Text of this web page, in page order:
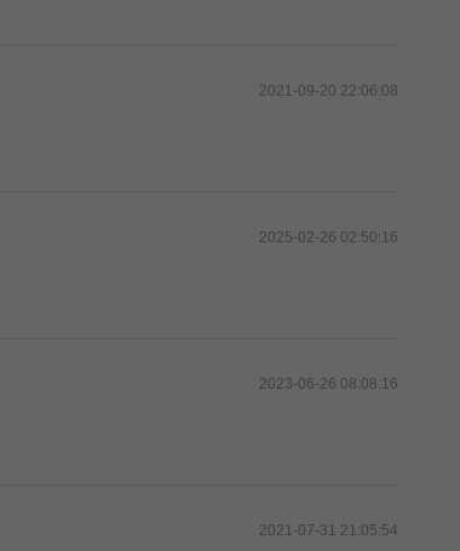
2021-09-20 22:06:08
2025-02-26 02:50:16
2023-06-26 08:08:16
2021-07-31 21:05:54